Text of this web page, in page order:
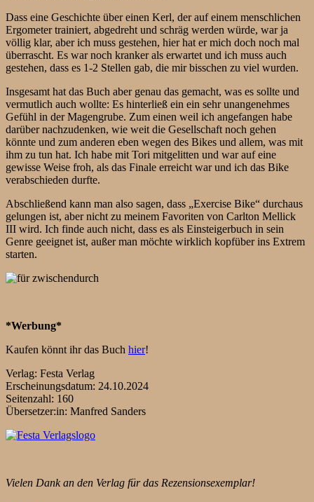
Dass eine Geschichte über einen Kerl, der auf einem menschlichen
Ergometer trainiert, abgedreht und schräg werden würde, war ja
völlig klar, aber ich muss gestehen, hier hat er mich doch noch mal
überrascht. Es war noch kranker als erwartet und ich muss auch
gestehen, dass es 1-2 Stellen gab, die mir bisschen zu viel wurden.
Insgesamt hat das Buch aber genau das gemacht, was es sollte und
vermutlich auch wollte: Es hinterließ ein ein sehr unangenehmes
Gefühl in der Magengrube. Zum einen weil ich angefangen habe
darüber nachzudenken, wie weit die Gesellschaft noch gehen
könnte und zum anderen eben wegen des Bikes und allem, was mit
ihm zu tun hat. Ich habe mit Tori mitgelitten und war auf eine
gewisse Weise froh, als das Finale erreicht war und ich das Bike
verabschieden durfte.
Abschließend kann man also sagen, dass „Exercise Bike“ durchaus
gelungen ist, aber nicht zu meinem Favoriten von Carlton Mellick
III wird. Ich finde auch nicht, dass es als Einsteigerbuch in sein
Genre geeignet ist, außer man möchte wirklich kopfüber ins Extrem
starten.
*Werbung*
Kaufen könnt ihr das Buch hier!
Verlag: Festa Verlag
Erscheinungsdatum: 24.10.2024
Seitenzahl: 160
Übersetzer:in: Manfred Sanders
Vielen Dank an den Verlag für das Rezensionsexemplar!